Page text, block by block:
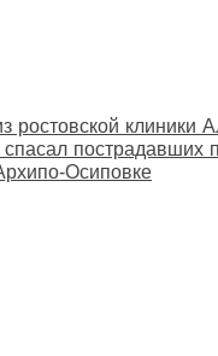
ростовской клиники
пострадавших